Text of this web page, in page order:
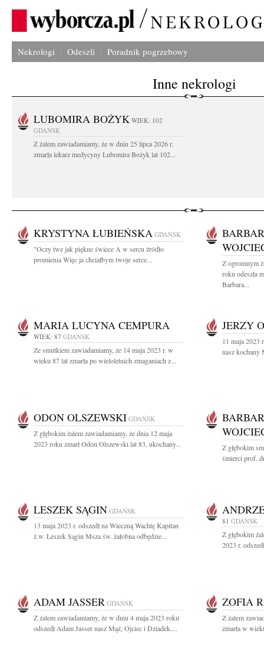
Nekrologi Odeszli Poradnik pogrzebowy
Inne nekrologi
LUBOMIRA BOŻYK WIEK: 102
GDAŃSK
Z żalem zawiadamiamy, że w dniu 25 lipca 2026 r.
zmarła lekarz medycyny Lubomira Bożyk lat 102...
KRYSTYNA ŁUBIEŃSKA GDAŃSK
"Oczy twe jak piękne świece A w sercu źródło
promienia Więc ja chciałbym twoje serce...
Z ogromnym
roku odeszła
Barbara...
MARIA LUCYNA CEMPURA
WIEK: 87 GDAŃSK
Ze smutkiem zawiadamiamy, że 14 maja 2023 r. w
wieku 87 lat zmarła po wieloletnich zmaganiach z...
JERZY
11 maja 2023
nasz kochany
ODON OLSZEWSKI GDAŃSK
Z głębokim żalem zawiadamiamy, że dnia 12 maja
2023 roku zmarł Odon Olszewski lat 83, ukochany...
Z głębokim
śmierci prof.
LESZEK SĄGIN GDAŃSK
13 maja 2023 r. odszedł na Wieczną Wachtę Kapitan
ż.w. Leszek Sągin Msza św. żałobna odbędzie...
81 GDAŃSK
Z głębokim
2023 r.
ADAM JASSER GDAŃSK
Z żalem zawiadamiamy, że w dniu 4 maja 2023 roku
odszedł Adam Jasser nasz Mąż, Ojciec i Dziadek....
ZOFIA
Z żalem
zmarła w